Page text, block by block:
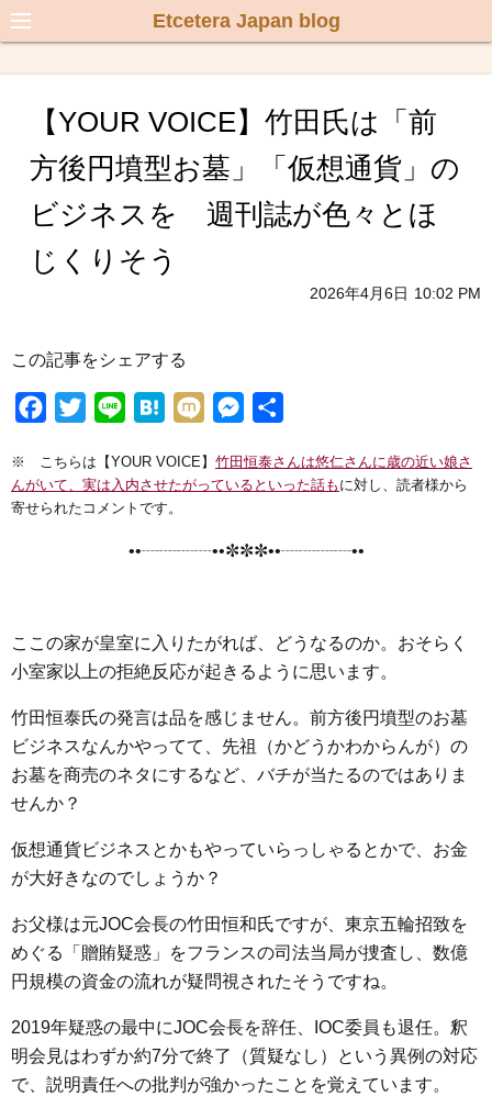
Etcetera Japan blog
【YOUR VOICE】竹田氏は「前
方後円墳型お墓」「仮想通貨」の
ビジネスを 週刊誌が色々とほ
じくりそう
2026年4月6日 10:02 PM
この記事をシェアする
c
e
i
n
e
H
t
M
x
s
n
r
※ こちらは【YOUR VOICE】 竹田恒泰さんは悠仁さんに歳の近い娘さ
んがいて、実は入内させたがっているといった話も に対し、読者様から
寄せられたコメントです。
••┈┈┈┈••✼✼✼••┈┈┈┈••
ここの家が皇室に入りたがれば、どうなるのか。おそらく
小室家以上の拒絶反応が起きるように思います。
竹田恒泰氏の発言は品を感じません。前方後円墳型のお墓
ビジネスなんかやってて、先祖（かどうかわからんが）の
お墓を商売のネタにするなど、バチが当たるのではありま
せんか？
仮想通貨ビジネスとかもやっていらっしゃるとかで、お金
が大好きなのでしょうか？
お父様は元JOC会長の竹田恒和氏ですが、東京五輪招致を
めぐる「贈賄疑惑」をフランスの司法当局が捜査し、数億
円規模の資金の流れが疑問視されたそうですね。
2019年疑惑の最中にJOC会長を辞任、IOC委員も退任。釈
明会見はわずか約7分で終了（質疑なし）という異例の対応
で、説明責任への批判が強かったことを覚えています。